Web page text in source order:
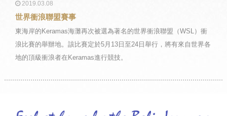
2019.03.08
世界衝浪聯盟賽事
東海岸的Keramas海灘再次被選為著名的世界衝浪聯盟（WSL）衝
浪比賽的舉辦地。該比賽定於5月13日至24日舉行，將有來自世界各
地的頂級衝浪者在Keramas進行競技。